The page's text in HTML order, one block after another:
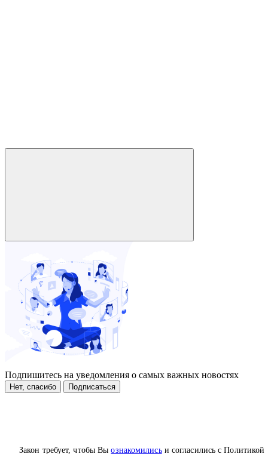
Закон требует, чтобы Выознакомилисьи согласились с Политикой
Подпишитесь на уведомления о самых важных новостях
Нет, спасибо Подписаться